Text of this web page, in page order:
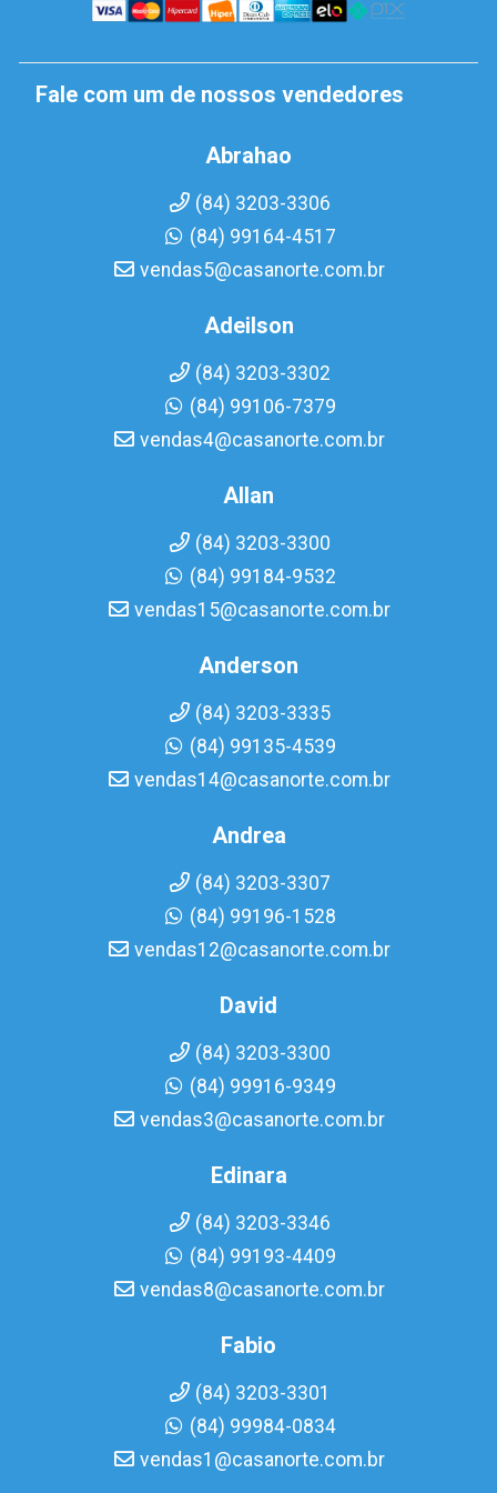
Fale com um de nossos vendedores
Abrahao
(84) 3203-3306
(84) 99164-4517
vendas5@casanorte.com.br
Adeilson
(84) 3203-3302
(84) 99106-7379
vendas4@casanorte.com.br
Allan
(84) 3203-3300
(84) 99184-9532
vendas15@casanorte.com.br
Anderson
(84) 3203-3335
(84) 99135-4539
vendas14@casanorte.com.br
Andrea
(84) 3203-3307
(84) 99196-1528
vendas12@casanorte.com.br
David
(84) 3203-3300
(84) 99916-9349
vendas3@casanorte.com.br
Edinara
(84) 3203-3346
(84) 99193-4409
vendas8@casanorte.com.br
Fabio
(84) 3203-3301
(84) 99984-0834
vendas1@casanorte.com.br